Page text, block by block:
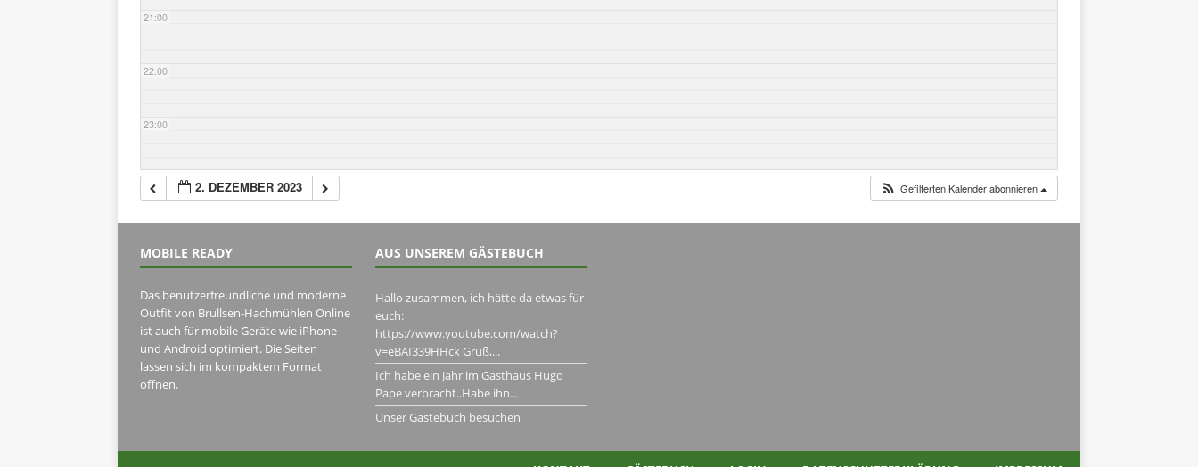
21:00
22:00
23:00
2. DEZEMBER 2023 Gefilterten Kalender abonnieren
MOBILE READY
Das benutzerfreundliche und moderne
Outfit von Brullsen-Hachmühlen Online
ist auch für mobile Geräte wie iPhone
und Android optimiert. Die Seiten
lassen sich im kompaktem Format
öffnen.
AUS UNSEREM GÄSTEBUCH
Hallo zusammen, ich hätte da etwas für
euch:
https://www.youtube.com/watch?
v=eBAI339HHck Gruß,...
Ich habe ein Jahr im Gasthaus Hugo
Pape verbracht..Habe ihn...
Unser Gästebuch besuchen